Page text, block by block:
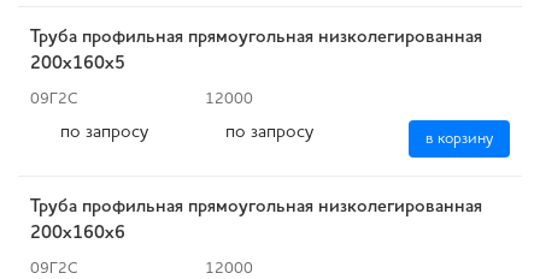
Труба профильная прямоугольная низколегированная
200х160х5
09Г2С 12000
по запросу по запросу в корзину
Труба профильная прямоугольная низколегированная
200х160х6
09Г2С 12000